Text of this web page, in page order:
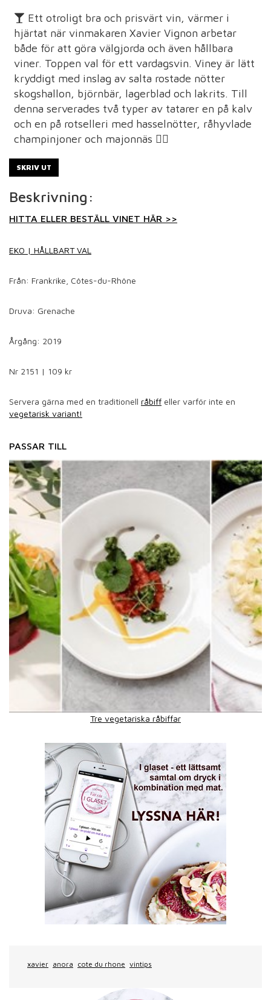
Ett otroligt bra och prisvärt vin, värmer i
hjärtat när vinmakaren Xavier Vignon arbetar
både för att göra välgjorda och även hållbara
viner. Toppen val för ett vardagsvin. Viney är lätt
kryddigt med inslag av salta rostade nötter
skogshallon, björnbär, lagerblad och lakrits. Till
denna serverades två typer av tatarer en på kalv
och en på rotselleri med hasselnötter, råhyvlade
champinjoner och majonnäs 👌🏽
SKRIV UT
Beskrivning:
HITTA ELLER BESTÄLL VINET HÄR >>
EKO | HÅLLBART VAL
Från: Frankrike, Côtes-du-Rhône
Druva: Grenache
Årgång: 2019
Nr 2151 | 109 kr
Servera gärna med en traditionell råbiff eller varför inte en
vegetarisk variant!
PASSAR TILL
Tre vegetariska råbiffar
xavier anora cote du rhone vintips